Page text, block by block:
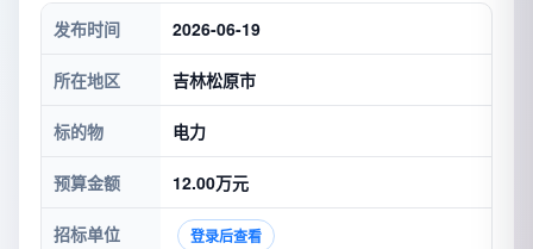
发布时间 2026-06-19
所在地区 吉林松原市
标的物 电力
预算金额 12.00万元
招标单位 登录后查看